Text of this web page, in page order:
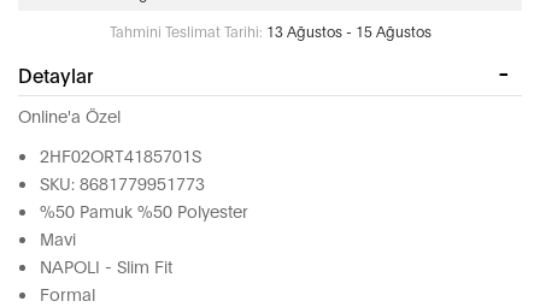
Tahmini Teslimat Tarihi: 13 Ağustos - 15 Ağustos
Detaylar
Online'a Özel
2HF02ORT4185701S
SKU: 8681779951773
%50 Pamuk %50 Polyester
Mavi
NAPOLI - Slim Fit
Formal